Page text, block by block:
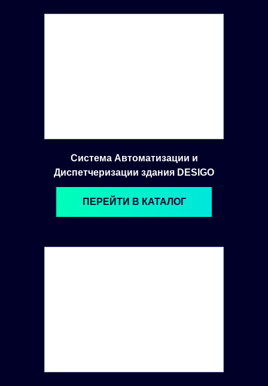
Система Автоматизации и
Диспетчеризации здания DESIGO
ПЕРЕЙТИ В КАТАЛОГ